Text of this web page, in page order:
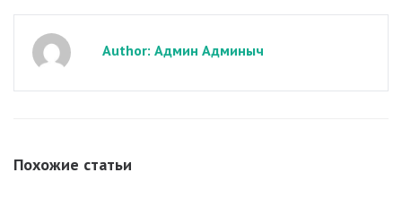
Author: Админ Админыч
Похожие статьи